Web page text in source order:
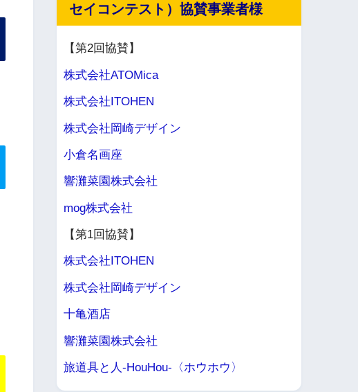
セイコンテスト）協賛事業者様
【第2回協賛】
株式会社ATOMica
株式会社ITOHEN
株式会社岡崎デザイン
小倉名画座
響灘菜園株式会社
mog株式会社
【第1回協賛】
株式会社ITOHEN
株式会社岡崎デザイン
十亀酒店
響灘菜園株式会社
旅道具と人-HouHou-〈ホウホウ〉